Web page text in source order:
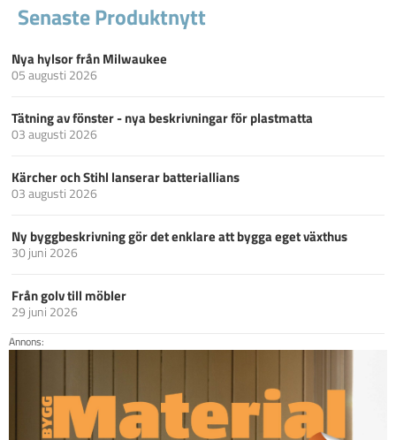
Senaste Produktnytt
Nya hylsor från Milwaukee
05 augusti 2026
Tätning av fönster - nya beskrivningar för plastmatta
03 augusti 2026
Kärcher och Stihl lanserar batteriallians
03 augusti 2026
Ny byggbeskrivning gör det enklare att bygga eget växthus
30 juni 2026
Från golv till möbler
29 juni 2026
Annons: